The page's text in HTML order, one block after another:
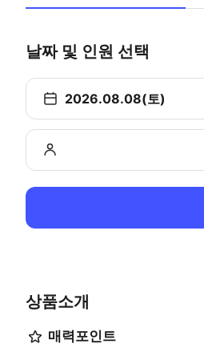
날짜 및 인원 선택
2026.08.08(토)
상품소개
매력포인트